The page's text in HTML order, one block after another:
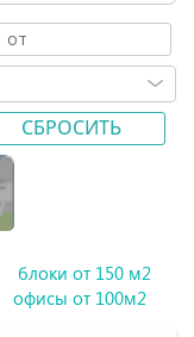
СБРОСИТЬ
блоки от 150 м2
офисы от 100м2